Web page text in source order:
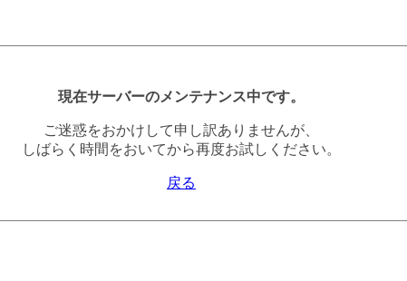
現在サーバーのメンテナンス中です。
ご迷惑をおかけして申し訳ありませんが、
しばらく時間をおいてから再度お試しください。
戻る